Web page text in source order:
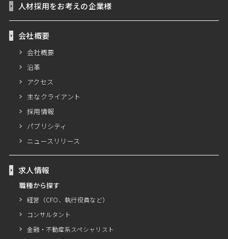
人材採用をお考えの企業様
会社概要
会社概要
沿革
アクセス
主なクライアント
採用情報
パブリシティ
ニュースリリース
求人情報
職種から探す
経営（CFO、執行役員など）
コンサルタント
金融・不動産系スペシャリスト